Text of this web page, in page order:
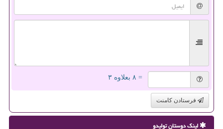
= ۸ بعلاوه ۳
فرستادن کامنت
لینک دوستان تولیدو